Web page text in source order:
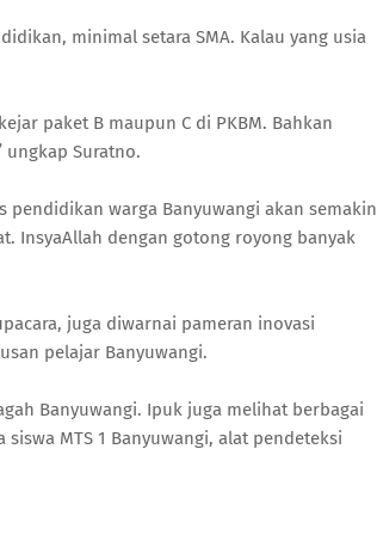
minimal setara SMA. Kalau yang usia
paket B maupun C di PKBM. Bahkan
Suratno.
warga Banyuwangi akan semakin
InsyaAllah dengan gotong royong banyak
juga diwarnai pameran inovasi
pelajar Banyuwangi.
Banyuwangi. Ipuk juga melihat berbagai
MTS 1 Banyuwangi, alat pendeteksi